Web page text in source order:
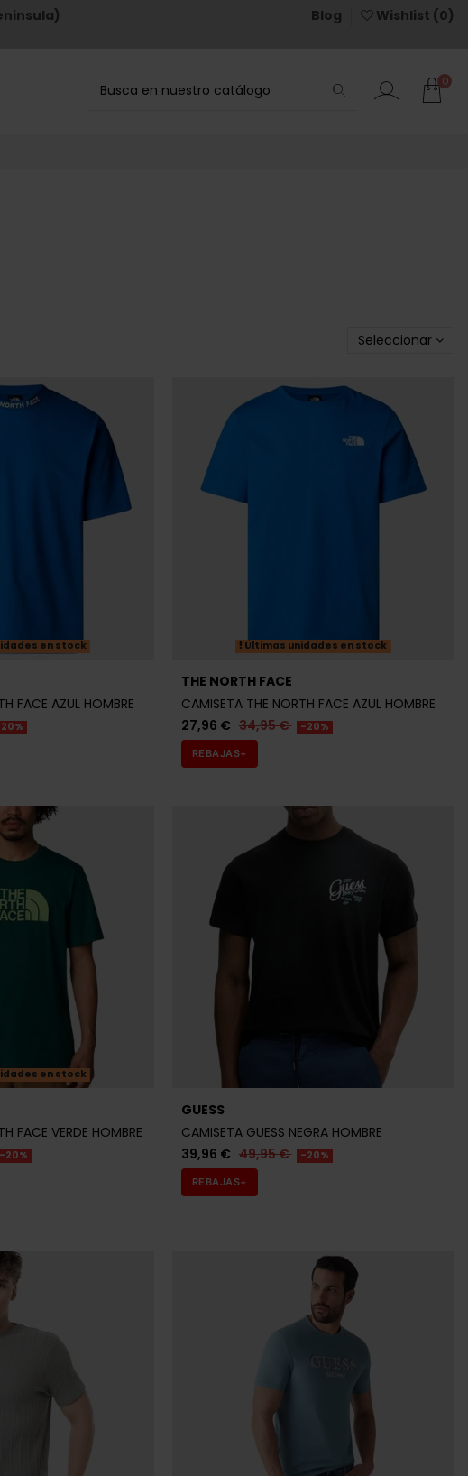
Blog Wishlist (0)
0
Seleccionar
en stock
FACE AZUL HOMBRE
Últimas unidades en stock
THE NORTH FACE
CAMISETA THE NORTH FACE AZUL HOMBRE
27,96 € 34,95 € -20%
REBAJAS+
en stock
FACE VERDE HOMBRE
-20%
GUESS
CAMISETA GUESS NEGRA HOMBRE
39,96 € 49,95 € -20%
REBAJAS+